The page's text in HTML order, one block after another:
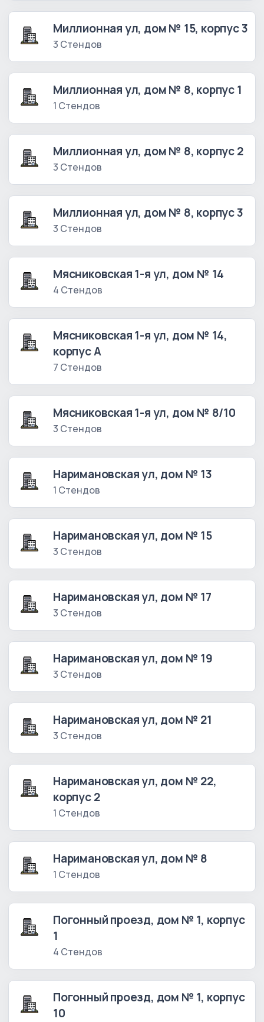
Миллионная ул, дом № 15, корпус 3
3 Стендов
Миллионная ул, дом № 8, корпус 1
1 Стендов
Миллионная ул, дом № 8, корпус 2
3 Стендов
Миллионная ул, дом № 8, корпус 3
3 Стендов
Мясниковская 1-я ул, дом № 14
4 Стендов
Мясниковская 1-я ул, дом № 14,
корпус А
7 Стендов
Мясниковская 1-я ул, дом № 8/10
3 Стендов
Наримановская ул, дом № 13
1 Стендов
Наримановская ул, дом № 15
3 Стендов
Наримановская ул, дом № 17
3 Стендов
Наримановская ул, дом № 19
3 Стендов
Наримановская ул, дом № 21
3 Стендов
Наримановская ул, дом № 22,
корпус 2
1 Стендов
Наримановская ул, дом № 8
1 Стендов
Погонный проезд, дом № 1, корпус
1
4 Стендов
Погонный проезд, дом № 1, корпус
10